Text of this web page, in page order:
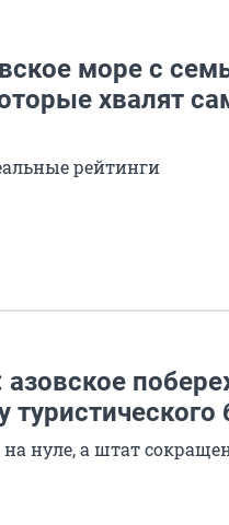
море с
хвалят
рейтинги
туристического
нуле, а штат